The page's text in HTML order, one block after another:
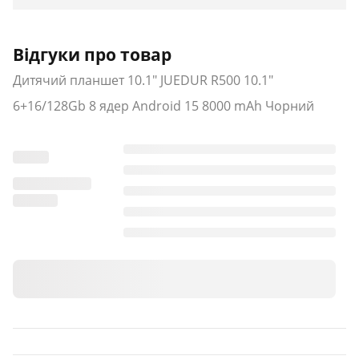
Відгуки про товар
Дитячий планшет 10.1" JUEDUR R500 10.1"
6+16/128Gb 8 ядер Android 15 8000 mAh Чорний